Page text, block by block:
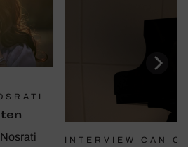
INTERVIEW CAN